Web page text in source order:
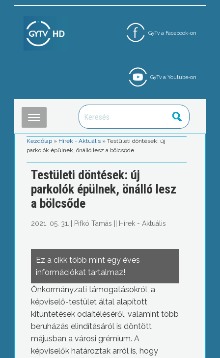
GyTv a Facebook-on
GyTv a Youtube-on
Kezdőlap » Hírek - Aktuális »Testületi döntések: új
parkolók épülnek, önálló lesz a bölcsőde
Testületi döntések: új
parkolók épülnek, önálló lesz
a bölcsőde
2021. 05. 31. Pifkó Tamás Hírek - Aktuális
Ez a cikk több mint egy éves
információkat tartalmaz!
Önkormányzati támogatásokról, a
képviselő-testület által alapított
kitüntetések odaítéléséről, valamint több
beruházás elindításáról is döntött
májusban a városi grémium. A
képviselők határoztak arról is, hogy